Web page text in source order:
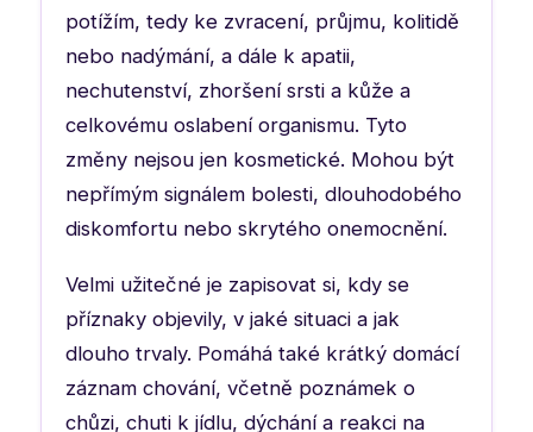
potížím, tedy ke zvracení, průjmu, kolitidě
nebo nadýmání, a dále k apatii,
nechutenství, zhoršení srsti a kůže a
celkovému oslabení organismu. Tyto
změny nejsou jen kosmetické. Mohou být
nepřímým signálem bolesti, dlouhodobého
diskomfortu nebo skrytého onemocnění.
Velmi užitečné je zapisovat si, kdy se
příznaky objevily, v jaké situaci a jak
dlouho trvaly. Pomáhá také krátký domácí
záznam chování, včetně poznámek o
chůzi, chuti k jídlu, dýchání a reakci na